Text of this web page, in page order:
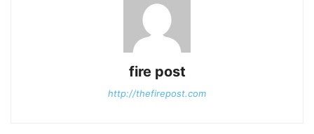
fire post
http://thefirepost.com